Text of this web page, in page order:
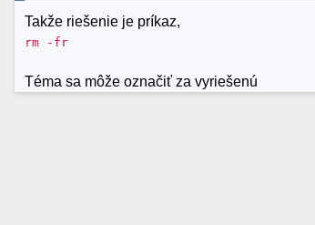
Takže riešenie je príkaz,
rm -fr
Téma sa môže označiť za vyriešenú